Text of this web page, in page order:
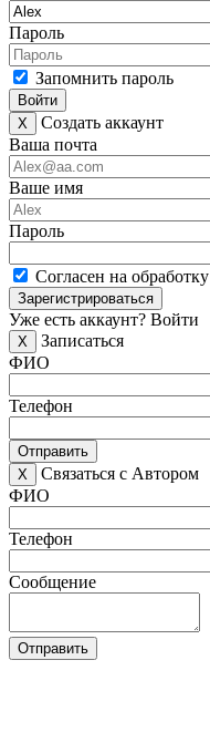
Пароль
Запомнить пароль
Войти
X
Создать аккаунт
Ваша почта
Ваше имя
Пароль
Согласен на
Зарегистрироваться
Уже есть аккаунт? Войти
X
Записаться
ФИО
Телефон
Отправить
X
Связаться с Автором
ФИО
Телефон
Сообщение
Отправить